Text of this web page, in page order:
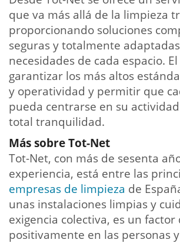
que va más allá de la limpieza
proporcionando soluciones
seguras y totalmente
necesidades de cada espacio.
garantizar los más altos
y operatividad y permitir que
pueda centrarse en su
total tranquilidad.
Más sobre Tot-Net
Tot-Net, con más de sesenta
experiencia, está entre las
empresas de limpieza de
unas instalaciones limpias y
exigencia colectiva, es un
positivamente en las personas y